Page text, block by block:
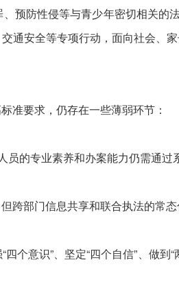
预防性侵等与青少年密切相关的
通安全等专项行动，面向社会、
要求，仍存在一些薄弱环节：
的专业素养和办案能力仍需通过
部门信息共享和联合执法的常态
意识”、坚定“四个自信”、做到